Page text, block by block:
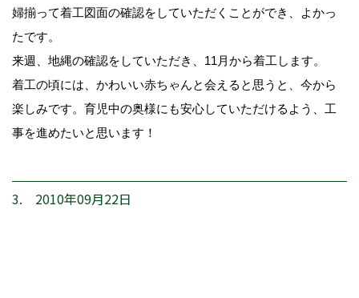
婦揃って着工図面の確認をしていただくことができ、よかっ
たです。
来週、地縄の確認をしていただき、11月から着工します。
着工の頃には、かわいい赤ちゃんと会えると思うと、今から
楽しみです。育児中の奥様にも安心していただけるよう、工
事を進めたいと思います！
3. 2010年09月22日